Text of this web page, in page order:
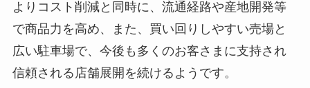
よりコスト削減と同時に、流通経路や産地開発等
で商品力を高め、また、買い回りしやすい売場と
広い駐車場で、今後も多くのお客さまに支持され
信頼される店舗展開を続けるようです。